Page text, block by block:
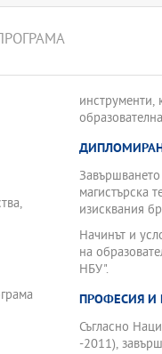
понятия и областите
право,
Студентите ще
политики в
на екипите в
ресурсите,
в
ОКС “бакалавър”
Педагогика или 1.3.
с придобита
и уменията на
инструменти,
магистърска
изисквания
Начинът и
на
НБУ".
ПРОФЕСИЯ
Съгласно
-2011),